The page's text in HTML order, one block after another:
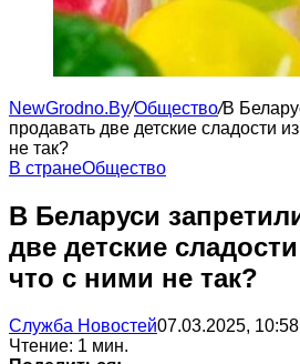
NewGrodno.By/Общество/В
продавать две детские сладости
не так?
В странеОбщество
В Беларуси
две детские
что с ними не так?
Служба Новостей07.03.2025, 10:58
Чтение: 1 мин.